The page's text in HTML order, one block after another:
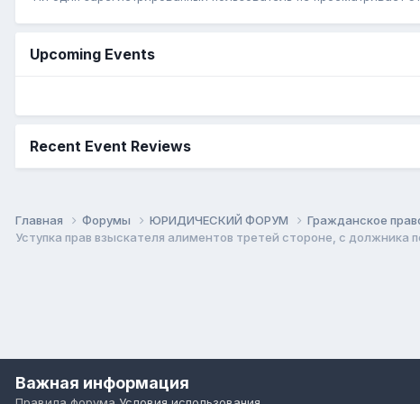
Upcoming Events
Recent Event Reviews
Главная Форумы ЮРИДИЧЕСКИЙ ФОРУМ Гражданское
Уступка прав взыскателя алиментов третей стороне, с
Важная информация